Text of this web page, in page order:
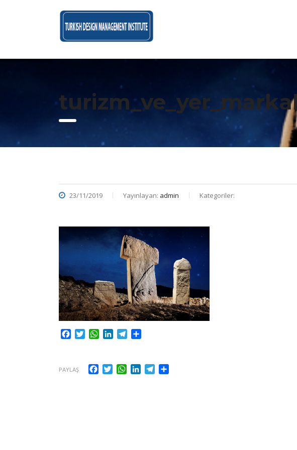
23/11/2019 Yayınlayan: admin Kategoriler:
Facebook
TwitterWhatsApp
LinkedInTelegram
PAYLAŞ Facebook
TwitterWhatsApp
LinkedInTelegram